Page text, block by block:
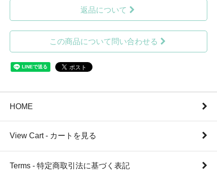
返品について
この商品について問い合わせる
HOME
View Cart - カートを見る
Terms - 特定商取引法に基づく表記